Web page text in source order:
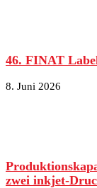
46. FINAT
8. Juni 2026
zwei inkjet-